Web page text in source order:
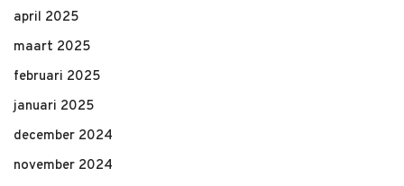
april 2025
maart 2025
februari 2025
januari 2025
december 2024
november 2024